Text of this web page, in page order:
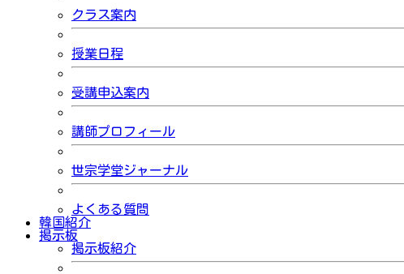
クラス案内
授業日程
受講申込案内
講師プロフィール
世宗学堂ジャーナル
よくある質問
韓国紹介
掲示板
掲示板紹介